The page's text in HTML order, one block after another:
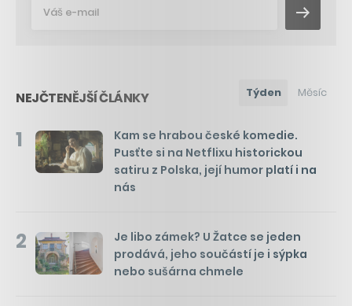
NEJČTENĚJŠÍ ČLÁNKY Týden Měsíc
1
Kam se hrabou české komedie.
Pusťte si na Netflixu historickou
satiru z Polska, její humor platí i na
nás
2
Je libo zámek? U Žatce se jeden
prodává, jeho součástí je i sýpka
nebo sušárna chmele